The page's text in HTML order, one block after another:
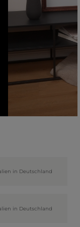
in Deutschland
in Deutschland